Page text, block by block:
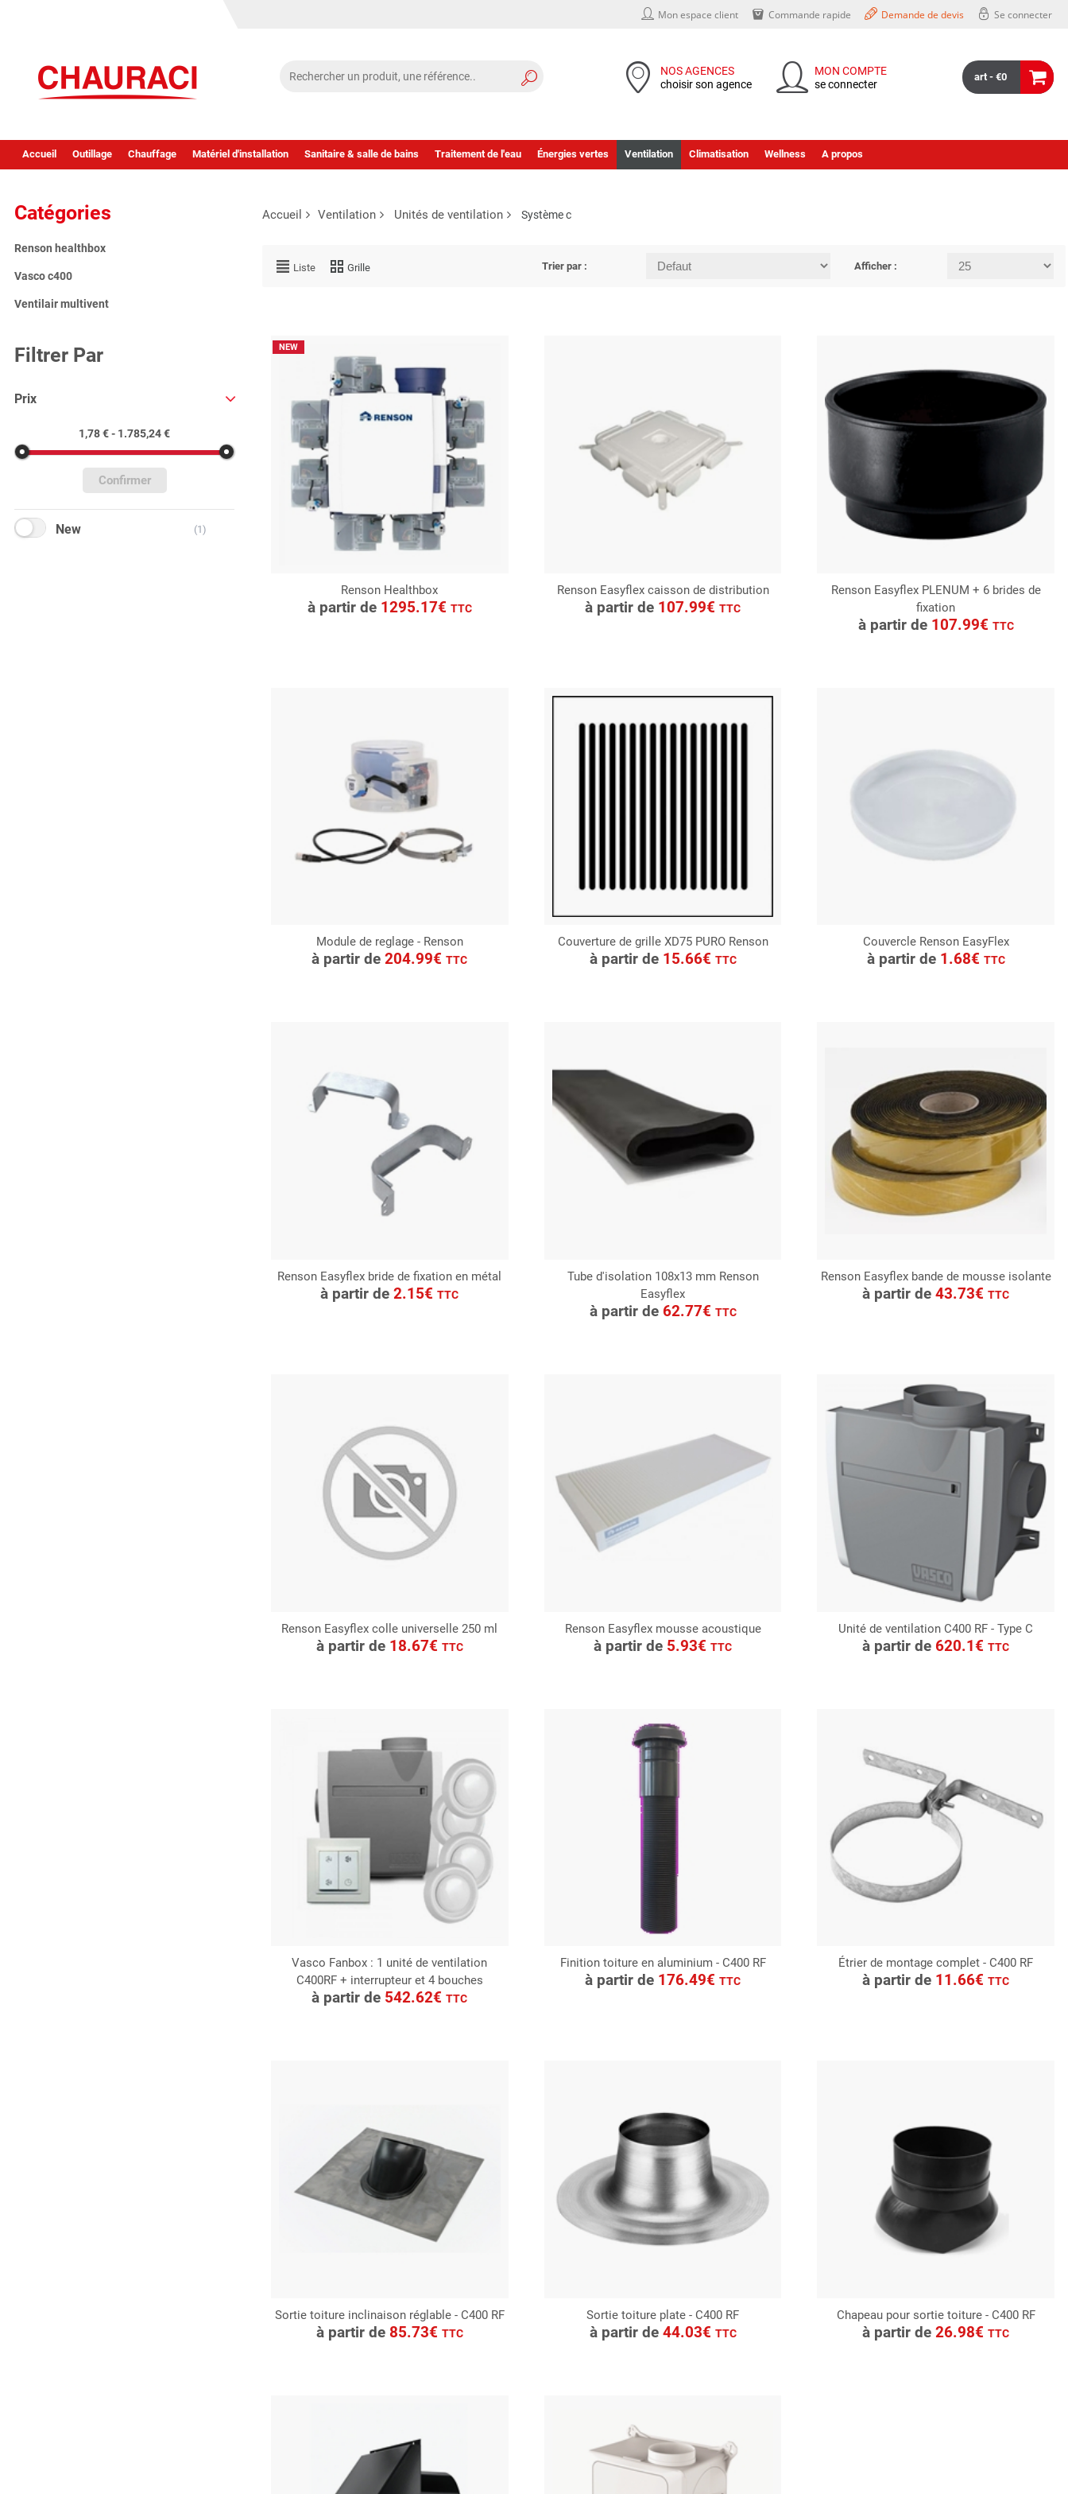
Mon espace client Commande rapide Demande de devis Se connecter
NOS AGENCES
choisir son agence
MON COMPTE
se connecter
art - €0
Accueil Outillage Chauffage Matériel d'installation Sanitaire & salle de bains Traitement de l'eau Énergies vertes Ventilation Climatisation Wellness A propos
Catégories
Renson healthbox
Vasco c400
Ventilair multivent
Filtrer Par
Prix
1,78 € - 1.785,24 €
Confirmer
New (1)
Accueil Ventilation Unités de ventilation Système c
Liste Grille Trier par : Afficher :
NEW
Renson Healthbox
à partir de 1295.17€ TTC
CONSULTER
Demande de devis
Renson Easyflex caisson de distribution
à partir de 107.99€TTC
CONSULTER
Demande de devis
Renson Easyflex PLENUM + 6 brides de
fixation
à partir de 107.99€ TTC
CONSULTER
Demande de devis
Module de reglage - Renson
à partir de204.99€TTC
CONSULTER
Demande de devis
Couverture de grille XD75 PURO Renson
à partir de 15.66€ TTC
CONSULTER
Demande de devis
Couvercle Renson EasyFlex
à partir de 1.68€ TTC
CONSULTER
Demande de devis
Renson Easyflex bride de fixation en métal
à partir de2.15€TTC
CONSULTER
Demande de devis
Tube d'isolation 108x13 mm Renson
Easyflex
à partir de 62.77€ TTC
CONSULTER
Demande de devis
Renson Easyflex bande de mousse isolante
à partir de43.73€TTC
CONSULTER
Demande de devis
Renson Easyflex colle universelle 250 ml
à partir de 18.67€ TTC
CONSULTER
Demande de devis
Renson Easyflex mousse acoustique
à partir de 5.93€TTC
CONSULTER
Demande de devis
Unité de ventilation C400 RF - Type C
à partir de 620.1€TTC
CONSULTER
Demande de devis
Vasco Fanbox : 1 unité de ventilation
C400RF + interrupteur et 4 bouches
à partir de 542.62€TTC
CONSULTER
Demande de devis
Finition toiture en aluminium - C400 RF
à partir de 176.49€TTC
CONSULTER
Demande de devis
Étrier de montage complet - C400 RF
à partir de 11.66€TTC
CONSULTER
Demande de devis
Sortie toiture inclinaison réglable - C400 RF
à partir de 85.73€ TTC
CONSULTER
Demande de devis
Sortie toiture plate - C400 RF
à partir de 44.03€ TTC
CONSULTER
Demande de devis
Chapeau pour sortie toiture - C400 RF
à partir de26.98€TTC
CONSULTER
Demande de devis